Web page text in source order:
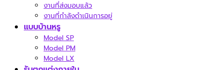
งานที่ส่งมอบแล้ว
งานที่กำลังดำเนินการอยู่
แบบบ้านหรู
Model SP
Model PM
Model LX